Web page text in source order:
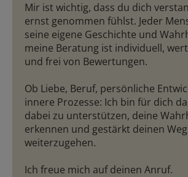
Mir ist wichtig, dass du dich
ernst genommen fühlst. Jeder
seine eigene Geschichte und
meine Beratung ist individuell,
und frei von Bewertungen.
Ob Liebe, Beruf, persönliche
innere Prozesse: Ich bin für dich
dabei zu unterstützen, deine
erkennen und gestärkt deinen Weg
weiterzugehen.
Ich freue mich auf deinen Anruf.